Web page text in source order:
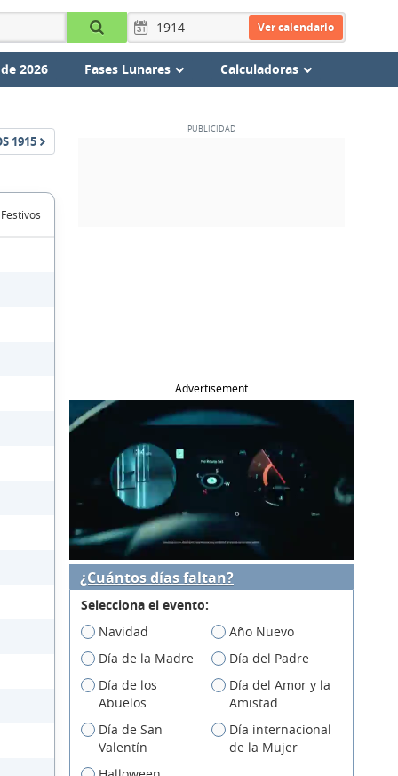
Ver calendario
2026 Fases Lunares Calculadoras
1915
Advertisement
¿Cuántos días faltan?
Selecciona el evento:
Navidad
Año Nuevo
Día de la Madre
Día del Padre
Día de los
Abuelos
Día del Amor y la
Amistad
Día de San
Valentín
Día internacional
de la Mujer